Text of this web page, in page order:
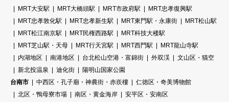
MRT大安駅 MRT大橋頭駅 MRT市政府駅
MRT忠孝復興駅
MRT忠孝敦化駅
MRT忠孝新生駅 MRT東門駅・永康街
MRT松山駅
MRT松江南京駅
MRT民権西路駅
MRT科技大楼駅
MRT芝山駅・天母
MRT行天宮駅 MRT西門駅
MRT龍山寺駅
内湖地区
南港地区 台北松山空港・富錦街 外双渓
文山区・猫空
新北投温泉
迪化街
陽明山国家公園
台南市
中西区・孔子廟・神農街・赤崁樓
仁徳区・奇美博物館
北区・鴨母寮市場
南区・黄金海岸
安平区・安南区